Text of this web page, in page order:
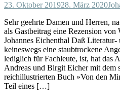
23. Oktober 201928. März 2020
Sehr geehrte Damen und Herren,
als Gastbeitrag eine Rezension
Johannes Eichenthal Daß
keineswegs eine staubtrockene
lediglich für Fachleute, ist, hat das
Andreas und Birgit Eicher mit dem
reichillustrierten Buch »Von den
Teil eines […]